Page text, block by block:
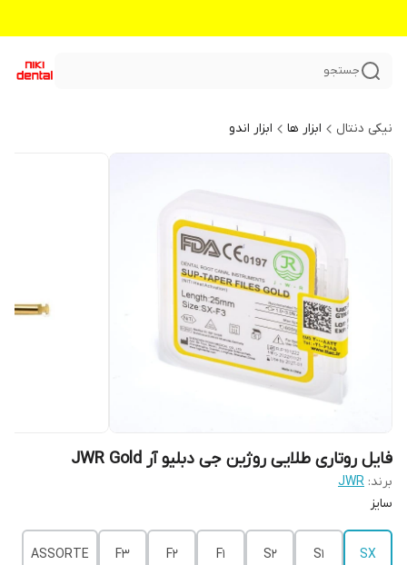
جستجو
نیکی دنتال ابزار ها ابزار اندو
فایل روتاری طلایی روژین جی دبلیو آر JWR Gold
برند: JWR
سایز
SX
S1
S2
F1
F2
F3
ASSORTE